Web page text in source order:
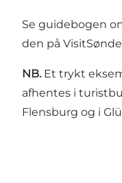
Se guidebogen
den på
NB. Et trykt
afhentes i
Flensburg og i